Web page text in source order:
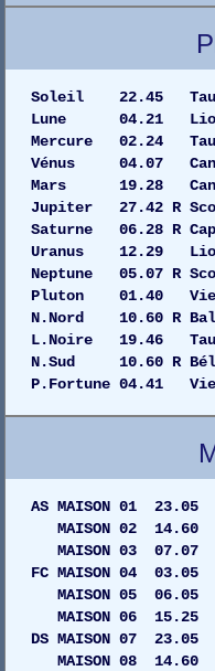
Soleil 22.45
Lune
Mercure
Vénus
Mars 19.28
Jupiter 27.42 R
Saturne 06.28 R
Uranus
Neptune 05.07 R
Pluton
N.Nord 10.60 R
L.Noire 19.46
N.Sud 10.60 R
P.Fortune 04.41
AS MAISON 01
MAISON 02
MAISON 03
FC MAISON 04
MAISON 05
MAISON 06
DS MAISON 07
MAISON 08 14.60